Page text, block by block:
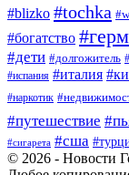
#blizko #tochka
#богатство
#дети #долгожитель
#испания #италия
#наркотик
#путешествие
#сигарета #сша
© 2026 - Новости